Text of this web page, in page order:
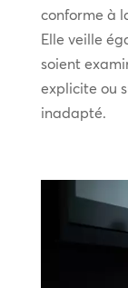
conforme à
Elle veille
soient
explicite ou
inadapté.